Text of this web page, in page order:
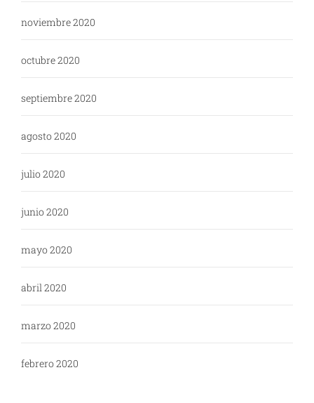
noviembre 2020
octubre 2020
septiembre 2020
agosto 2020
julio 2020
junio 2020
mayo 2020
abril 2020
marzo 2020
febrero 2020